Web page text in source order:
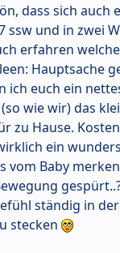
dass sich auch
ssw und in zwei
erfahren
Hauptsache
ich euch ein
wie wir) das
zu Hause.
ein
vom Baby
ständig in
stecken